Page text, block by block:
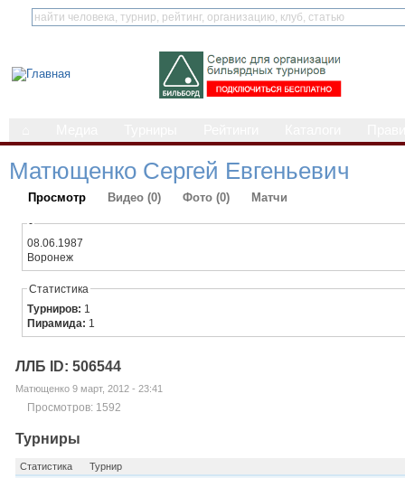
Матющенко Сергей Евгеньевич
Просмотр Видео (0) Фото (0) Матчи
-
08.06.1987
Воронеж
Статистика
Турниров: 1
Пирамида: 1
ЛЛБ ID: 506544
Матющенко 9 март, 2012 - 23:41
Просмотров: 1592
Турниры
Статистика Турнир